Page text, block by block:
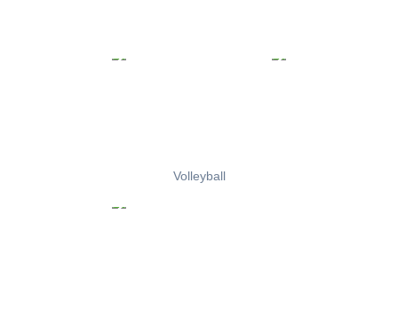
Volleyball